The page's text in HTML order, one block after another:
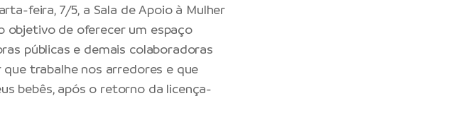
feira, 7/5, a Sala de Apoio à Mulher
objetivo de oferecer um espaço
públicas e demais colaboradoras
trabalhe nos arredores e que
bebês, após o retorno da licença-